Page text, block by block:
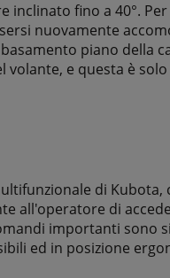
inclinato fino a 40°.
nuovamente
piano della
volante, e questa è
di Kubota,
all'operatore di
importanti sono
ed in posizione